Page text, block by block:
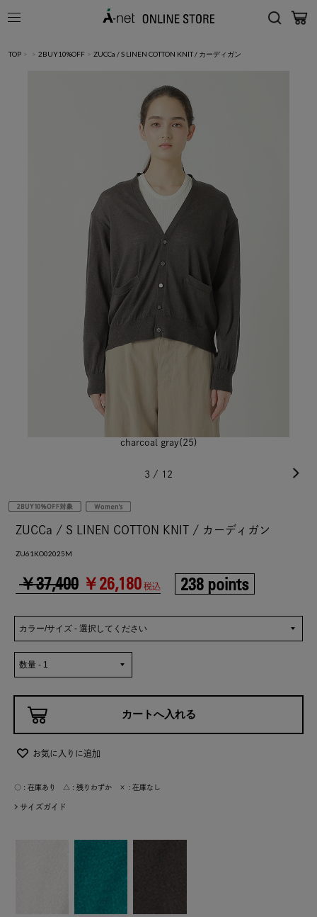
TOP > > 2BUY10%OFF > ZUCCa / S LINEN COTTON KNIT / カーディガン
charcoal gray(25)
3 / 12
ZUCCa / S LINEN COTTON KNIT / カーディガン
ZU61KO02025M
￥37,400 ￥26,180 税込 238 points
お気に入りに追加
○ : 在庫あり △ : 残りわずか × : 在庫なし
サイズガイド